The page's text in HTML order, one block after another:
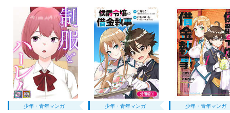
少年・青年マンガ 少年・青年マンガ 少年・青年マンガ